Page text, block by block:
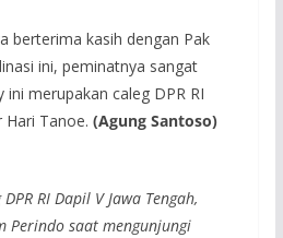
berterima kasih dengan Pak
ini, peminatnya sangat
ini merupakan caleg DPR RI
Hari Tanoe. (Agung Santoso)
RI Dapil V Jawa Tengah,
Perindo saat mengunjungi